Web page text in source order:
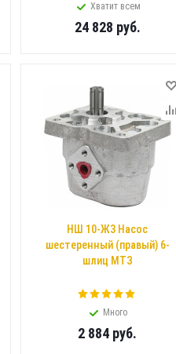
Хватит всем
24 828 руб.
НШ 10-Ж3 Насос
шестеренный (правый) 6-
шлиц МТЗ
Много
2 884 руб.